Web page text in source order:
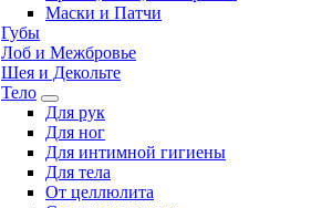
Маски и Патчи
Губы
Лоб и Межбровье
Шея и Декольте
Тело
Для рук
Для ног
Для интимной гигиены
Для тела
От целлюлита